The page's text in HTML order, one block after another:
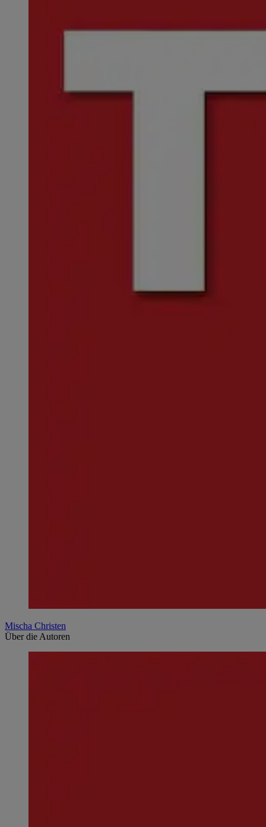
Mischa Christen
Über die Autoren